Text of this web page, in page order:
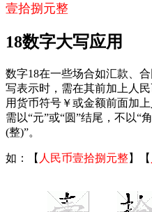
壹拾捌元整
18数字大写应用
数字18在一些场合如汇款、
写表示时，需在其前加上人
用货币符号￥或金额前面加
需以“元”或“圆”结尾，不以“
(整)”。
如：【 人民币壹拾捌元整】【